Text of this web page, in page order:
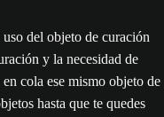
del objeto de curación
y la necesidad de
cola ese mismo objeto de
hasta que te quedes